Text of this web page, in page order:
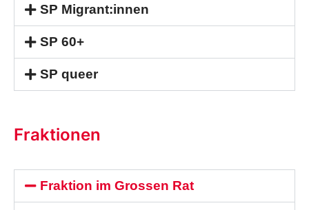
SP Migrant:innen
SP 60+
SP queer
Fraktionen
Fraktion im Grossen Rat